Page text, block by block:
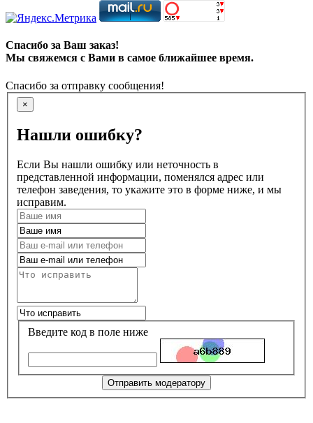
Спасибо за Ваш заказ!
Мы свяжемся с Вами в самое ближайшее время.
Спасибо за отправку сообщения!
×
Нашли ошибку?
Если Вы нашли ошибку или неточность в
представленной информации, поменялся адрес или
телефон заведения, то укажите это в форме ниже, и мы
исправим.
Введите код в поле ниже
Отправить модератору